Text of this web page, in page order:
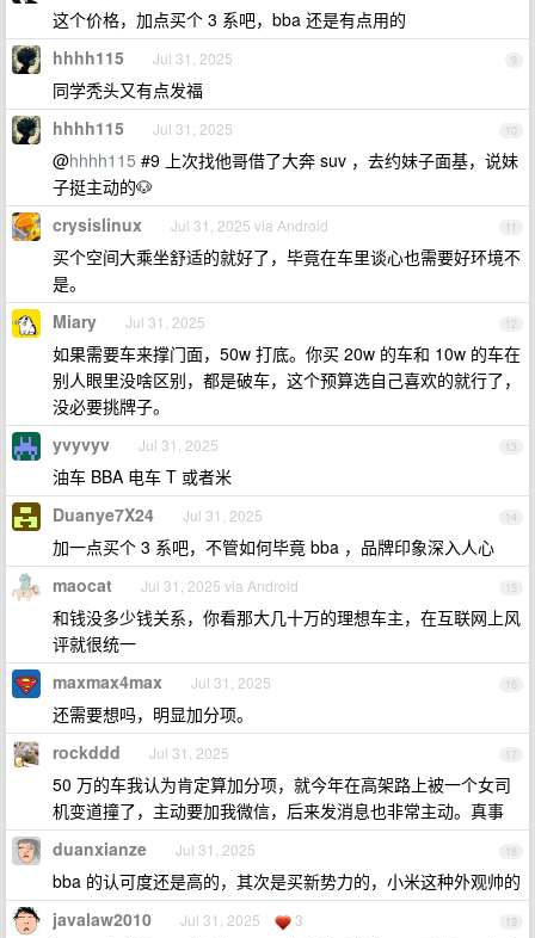
这个价格，加点买个 3 系吧，bba 还是有点用的
9
hhhh115 Jul 31, 2025
同学秃头又有点发福
10
hhhh115 Jul 31, 2025
@hhhh115 #9 上次找他哥借了大奔 suv ，去约妹子面基，说妹
子挺主动的🐶
11
crysislinux Jul 31, 2025 via Android
买个空间大乘坐舒适的就好了，毕竟在车里谈心也需要好环境不
是。
12
Miary Jul 31, 2025
如果需要车来撑门面，50w 打底。你买 20w 的车和 10w 的车在
别人眼里没啥区别，都是破车，这个预算选自己喜欢的就行了，
没必要挑牌子。
13
yvyvyv Jul 31, 2025
油车 BBA 电车 T 或者米
14
Duanye7X24 Jul 31, 2025
加一点买个 3 系吧，不管如何毕竟 bba ，品牌印象深入人心
15
maocat Jul 31, 2025 via Android
和钱没多少钱关系，你看那大几十万的理想车主，在互联网上风
评就很统一
16
maxmax4max Jul 31, 2025
还需要想吗，明显加分项。
17
rockddd Jul 31, 2025
50 万的车我认为肯定算加分项，就今年在高架路上被一个女司
机变道撞了，主动要加我微信，后来发消息也非常主动。真事
18
duanxianze Jul 31, 2025
bba 的认可度还是高的，其次是买新势力的，小米这种外观帅的
19
javalaw2010 Jul 31, 2025 3